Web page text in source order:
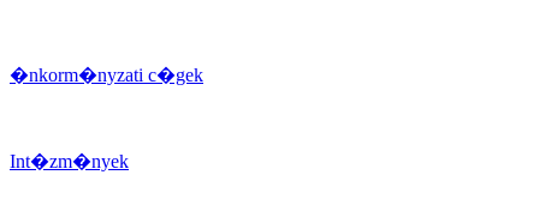
�nkorm�nyzati c�gek
Int�zm�nyek